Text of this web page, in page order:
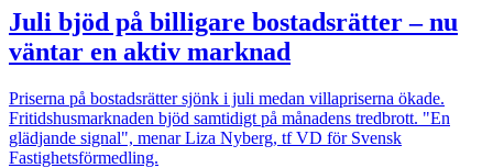
Juli bjöd på billigare bostadsrätter – nu
väntar en aktiv marknad
Priserna på bostadsrätter sjönk i juli medan villapriserna ökade.
Fritidshusmarknaden bjöd samtidigt på månadens tredbrott. "En
glädjande signal", menar Liza Nyberg, tf VD för Svensk
Fastighetsförmedling.